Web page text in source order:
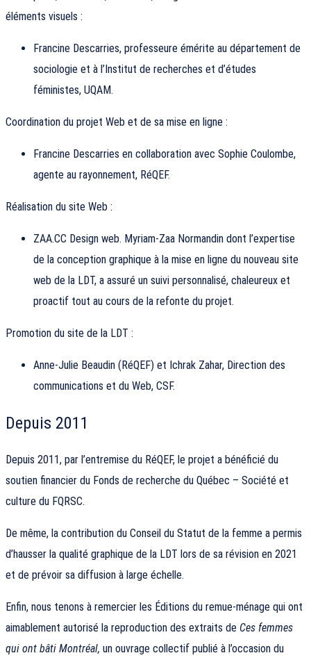
éléments visuels :
Francine Descarries, professeure émérite au département de
sociologie et à l’Institut de recherches et d’études
féministes, UQAM.
Coordination du projet Web et de sa mise en ligne :
Francine Descarries en collaboration avec Sophie Coulombe,
agente au rayonnement, RéQEF.
Réalisation du site Web :
ZAA.CC Design web. Myriam-Zaa Normandin dont l’expertise
de la conception graphique à la mise en ligne du nouveau site
web de la LDT, a assuré un suivi personnalisé, chaleureux et
proactif tout au cours de la refonte du projet.
Promotion du site de la LDT :
Anne-Julie Beaudin (RéQEF) et Ichrak Zahar, Direction des
communications et du Web, CSF.
Depuis 2011
Depuis 2011, par l’entremise du RéQEF, le projet a bénéficié du
soutien financier du Fonds de recherche du Québec – Société et
culture du FQRSC.
De même, la contribution du Conseil du Statut de la femme a permis
d’hausser la qualité graphique de la LDT lors de sa révision en 2021
et de prévoir sa diffusion à large échelle.
Enfin, nous tenons à remercier les Éditions du remue-ménage qui ont
aimablement autorisé la reproduction des extraits de Ces femmes
qui ont bâti Montréal, un ouvrage collectif publié à l’occasion du